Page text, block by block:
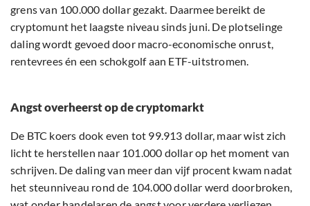
grens van 100.000 dollar gezakt. Daarmee bereikt de
cryptomunt het laagste niveau sinds juni. De plotselinge
daling wordt gevoed door macro-economische onrust,
rentevrees én een schokgolf aan ETF-uitstromen.
Angst overheerst op de cryptomarkt
De BTC koers dook even tot 99.913 dollar, maar wist zich
licht te herstellen naar 101.000 dollar op het moment van
schrijven. De daling van meer dan vijf procent kwam nadat
het steunniveau rond de 104.000 dollar werd doorbroken,